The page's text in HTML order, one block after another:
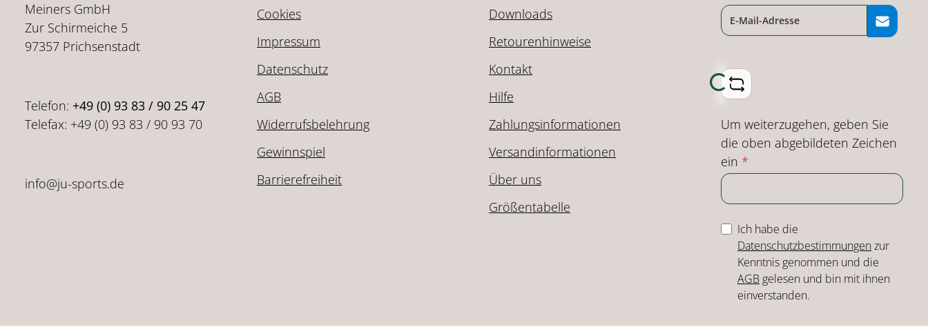
Meiners GmbH
Zur Schirmeiche 5
97357 Prichsenstadt
Telefon: +49 (0) 93 83 / 90 25 47
Telefax: +49 (0) 93 83 / 90 93 70
info@ju-sports.de
Cookies
Impressum
Datenschutz
AGB
Widerrufsbelehrung
Gewinnspiel
Barrierefreiheit
Downloads
Retourenhinweise
Kontakt
Hilfe
Zahlungsinformationen
Versandinformationen
Über uns
Größentabelle
Loading...
Um weiterzugehen, geben Sie
die oben abgebildeten Zeichen
ein *
Ich habe die
Datenschutzbestimmungenzur
Kenntnis genommen und die
AGB gelesen und bin mit ihnen
einverstanden.